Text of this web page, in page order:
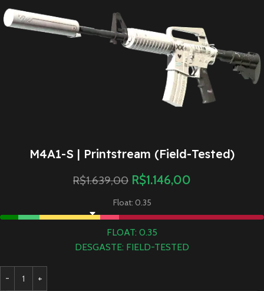
M4A1-S | Printstream (Field-Tested)
R$1.639,00 R$1.146,00
Float: 0.35
FLOAT: 0.35
DESGASTE: FIELD-TESTED